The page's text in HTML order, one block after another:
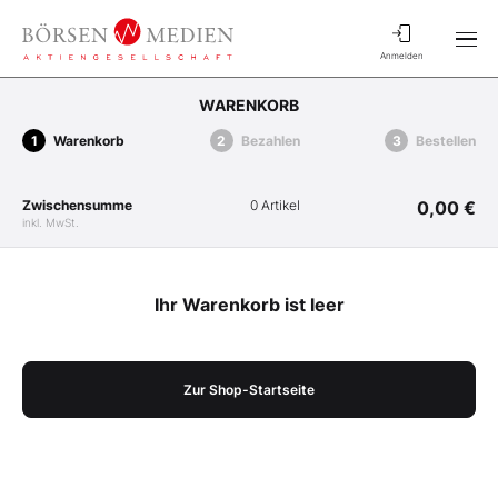
Anmelden
WARENKORB
Warenkorb Bezahlen Bestellen
Zwischensumme
inkl. MwSt.
0 Artikel 0,00 €
Ihr Warenkorb ist leer
Zur Shop-Startseite